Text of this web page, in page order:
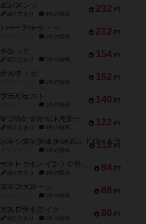
232 PT
エレメンツ
紹介文あり 4件の投稿
212 PT
バー！パーティー
1件の投稿
154 PT
ギョッと
紹介文あり 1件の投稿
152 PT
クルティボ
1件の投稿
140 PT
ブラヴェスト
1件の投稿
122 PT
ドブル：ポケットモンスター
紹介文あり 4件の投稿
118 PT
ジャンヌ・ダルク-オルレアン ドロー＆ライト
5件の投稿
94 PT
ファースト・イン・フライト
紹介文あり 3件の投稿
88 PT
ダイススローン
1件の投稿
80 PT
ガルフストライク
紹介文あり 1件の投稿